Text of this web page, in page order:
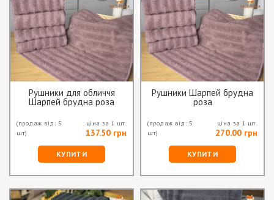
Рушники для обличчя
Шарпей брудна роза
(продаж від: 5
шт)
ціна за 1 шт.
137.50 грн
КУПИТИ
Рушники Шарпей брудна
роза
(продаж від: 5
шт)
ціна за 1 шт.
270.00 грн
КУПИТИ